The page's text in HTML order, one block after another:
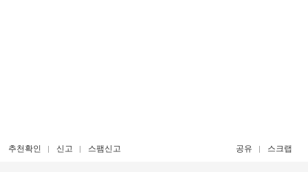
추천확인 신고 스팸신고 공유 스크랩